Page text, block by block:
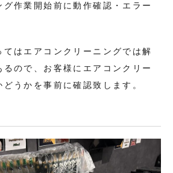
グ作業開始前に動作確認・エラー
てはエアコンクリーニングでは解
ので、お客様にエアコンクリー
うかを事前に確認致します。